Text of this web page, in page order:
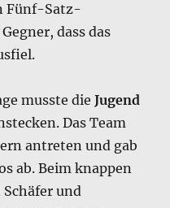
Fünf-Satz-
dass das
musste dieJugend
Das Team
antreten und gab
ab. Beim knappen
und